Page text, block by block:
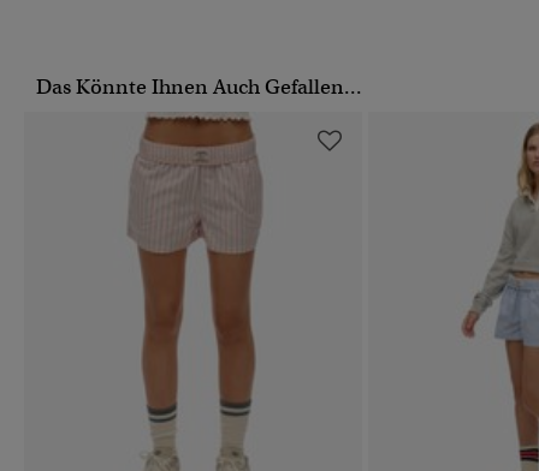
Das Könnte Ihnen Auch Gefallen...